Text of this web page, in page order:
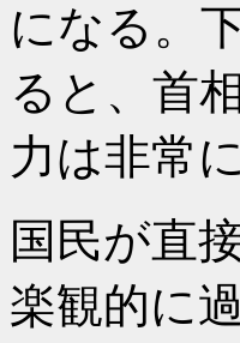
になる。
ると、首
力は非常
国民が直
楽観的に